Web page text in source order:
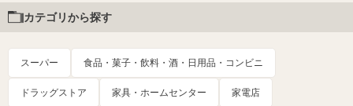
カテゴリから探す
スーパー 食品・菓子・飲料・酒・日用品・コンビニ
ドラッグストア 家具・ホームセンター 家電店